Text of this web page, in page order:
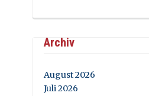
Archiv
August 2026
Juli 2026